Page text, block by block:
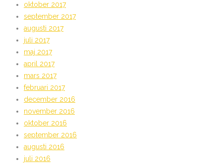
oktober 2017
september 2017
augusti 2017
juli 2017
maj 2017
april 2017
mars 2017
februari 2017
december 2016
november 2016
oktober 2016
september 2016
augusti 2016
juli 2016